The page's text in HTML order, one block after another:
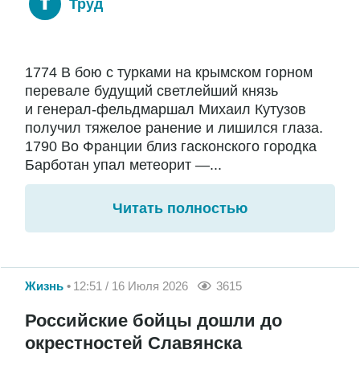
Труд
1774 В бою с турками на крымском горном
перевале будущий светлейший князь
и генерал-фельдмаршал Михаил Кутузов
получил тяжелое ранение и лишился глаза.
1790 Во Франции близ гасконского городка
Барботан упал метеорит —...
Читать полностью
Жизнь 12:51 / 16 Июля 2026 3615
Российские бойцы дошли до
окрестностей Славянска